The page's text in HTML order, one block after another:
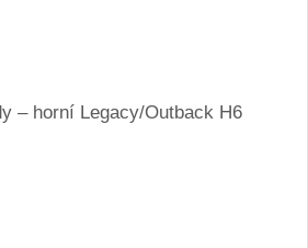
– horní Legacy/Outback H6